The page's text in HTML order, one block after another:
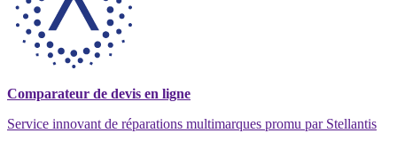
Comparateur de devis en ligne
Service innovant de réparations multimarques promu par Stellantis